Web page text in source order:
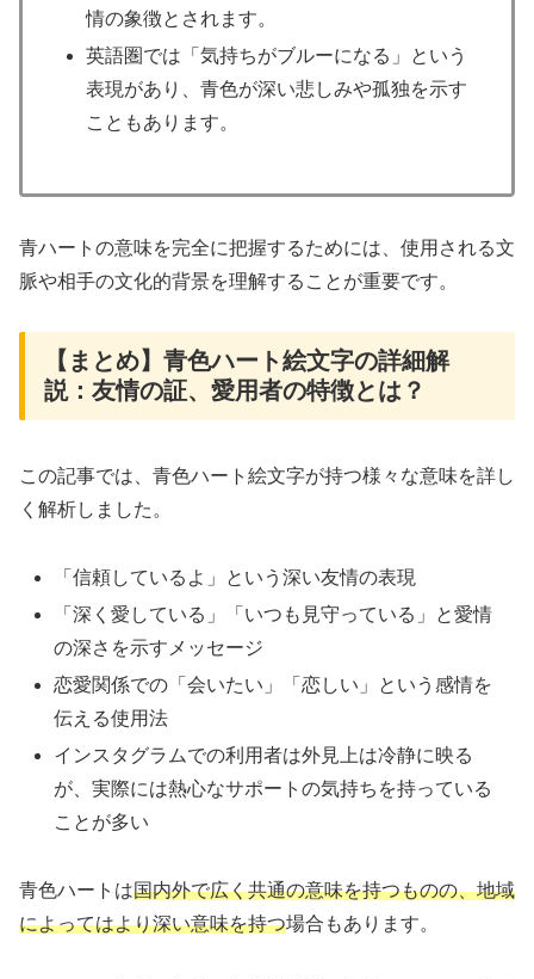
情の象徴とされます。
英語圏では「気持ちがブルーになる」という
表現があり、青色が深い悲しみや孤独を示す
こともあります。
青ハートの意味を完全に把握するためには、使用される文
脈や相手の文化的背景を理解することが重要です。
【まとめ】青色ハート絵文字の詳細解
説：友情の証、愛用者の特徴とは？
この記事では、青色ハート絵文字が持つ様々な意味を詳し
く解析しました。
「信頼しているよ」という深い友情の表現
「深く愛している」「いつも見守っている」と愛情
の深さを示すメッセージ
恋愛関係での「会いたい」「恋しい」という感情を
伝える使用法
インスタグラムでの利用者は外見上は冷静に映る
が、実際には熱心なサポートの気持ちを持っている
ことが多い
青色ハートは国内外で広く共通の意味を持つものの、地域
によってはより深い意味を持つ場合もあります。